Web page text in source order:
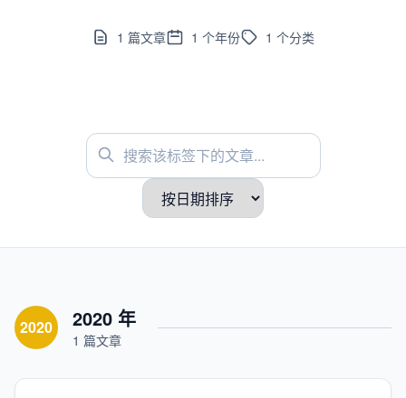
1 篇文章 1 个年份 1 个分类
2020 2020 年
1 篇文章